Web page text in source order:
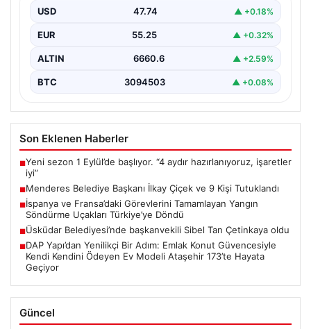
Çiçek'in de aralarında bulunduğu isimlere yönelik
yürütülen kapsamlı…
USD 47.74 ▲ +0.18%
EUR 55.25 ▲ +0.32%
ALTIN 6660.6 ▲ +2.59%
BTC 3094503 ▲ +0.08%
Son Eklenen Haberler
■Yeni sezon 1 Eylül’de başlıyor. “4 aydır hazırlanıyoruz, işaretler
iyi”
■Menderes Belediye Başkanı İlkay Çiçek ve 9 Kişi Tutuklandı
■İspanya ve Fransa’daki Görevlerini Tamamlayan Yangın
Söndürme Uçakları Türkiye’ye Döndü
■Üsküdar Belediyesi’nde başkanvekili Sibel Tan Çetinkaya oldu
■DAP Yapı’dan Yenilikçi Bir Adım: Emlak Konut Güvencesiyle
Kendi Kendini Ödeyen Ev Modeli Ataşehir 173’te Hayata
Geçiyor
Güncel